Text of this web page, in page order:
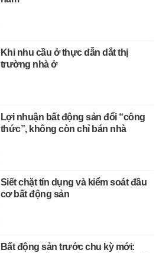
Khi nhu cầu ở thực dẫn dắt thị
trường nhà ở
Lợi nhuận bất động sản đổi “công
thức”, không còn chỉ bán nhà
Siết chặt tín dụng và kiểm soát đầu
cơ bất động sản
Bất động sản trước chu kỳ mới: